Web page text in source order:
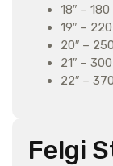
18″ – 180
19″ – 220
20″ –
21″ – 300
22″ –
Felgi